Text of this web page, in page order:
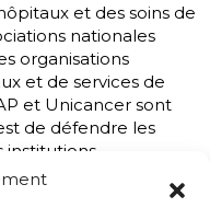
et des soins de
nationales
organisations
et de services de
et Unicancer sont
de défendre les
institutions
et
domaine de